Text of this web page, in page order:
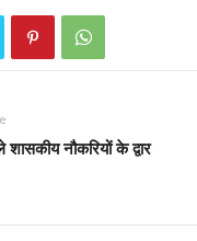
नौकरियों के द्वार